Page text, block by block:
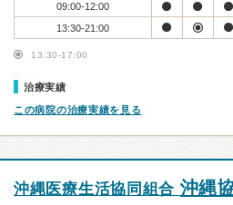
09:00-12:00
13:30-21:00
13:30-17:00
治療実績
この病院の治療実績を見る
沖縄医療生活協同組合 沖縄